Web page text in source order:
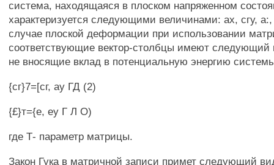
система, находящаяся в плоском напряженном
характеризуется следующими величинами: ах, сгу,
случае плоской деформации при использовании
соответствующие вектор-столбцы имеют следующий
не вносящие вклад в потенциальную энергию
{сг}7=[сг, ау ГД (2)
{£}т={е, еу Г Л О)
где Т- параметр матрицы.
Закон Гука в матричной записи примет следующий